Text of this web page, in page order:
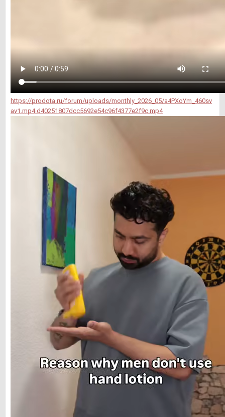
https://prodota.ru/forum/uploads/monthly_2026_05/a4PXoYm_460sv
av1.mp4.d40251807dcc5692e54c96f4377e2f9c.mp4